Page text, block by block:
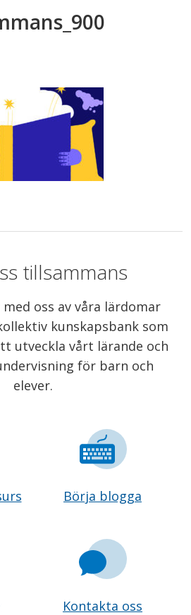
tillsammans
oss av våra lärdomar
kunskapsbank som
utveckla vårt lärande och
för barn och
elever.
Börja blogga
Kontakta oss